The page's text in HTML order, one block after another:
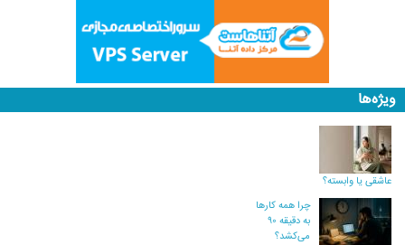
ویژه‌ها
عاشقی یا وابسته؟
چرا همه کارها
به دقیقه ۹۰
می‌کشد؟